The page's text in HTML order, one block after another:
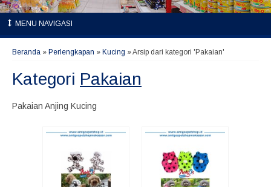
MENU NAVIGASI
Beranda » Perlengkapan » Kucing »Arsip dari kategori 'Pakaian'
Kategori Pakaian
Pakaian Anjing Kucing